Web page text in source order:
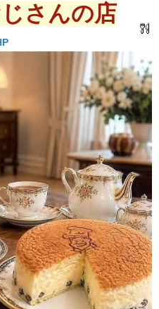
さんの店